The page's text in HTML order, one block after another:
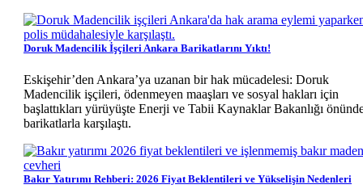
Doruk Madencilik İşçileri Ankara Barikatlarını Yıktı!
Eskişehir’den Ankara’ya uzanan bir hak mücadelesi: Doruk
Madencilik işçileri, ödenmeyen maaşları ve sosyal hakları için
başlattıkları yürüyüşte Enerji ve Tabii Kaynaklar Bakanlığı
barikatlarla karşılaştı.
Bakır Yatırımı Rehberi: 2026 Fiyat Beklentileri ve Yükselişin Nedenleri